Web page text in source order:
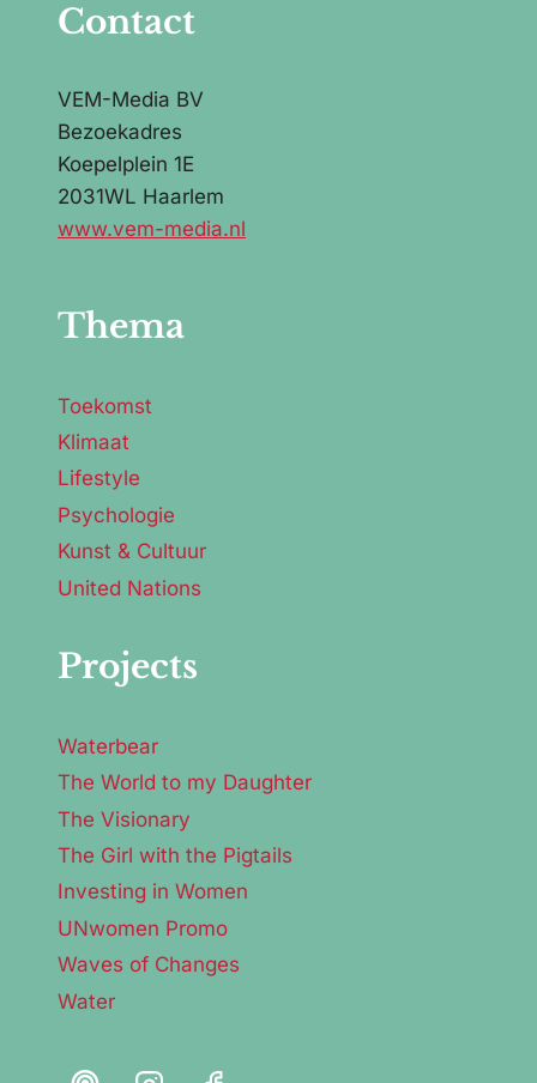
Contact
VEM-Media BV
Bezoekadres
Koepelplein 1E
2031WL Haarlem
www.vem-media.nl
Thema
Toekomst
Klimaat
Lifestyle
Psychologie
Kunst & Cultuur
United Nations
Projects
Waterbear
The World to my Daughter
The Visionary
The Girl with the Pigtails
Investing in Women
UNwomen Promo
Waves of Changes
Water